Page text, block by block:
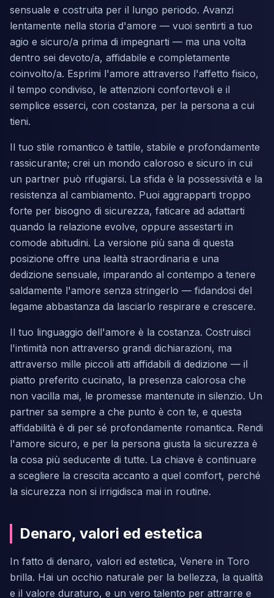
sensuale e costruita per il lungo periodo. Avanzi
lentamente nella storia d'amore — vuoi sentirti a tuo
agio e sicuro/a prima di impegnarti — ma una volta
dentro sei devoto/a, affidabile e completamente
coinvolto/a. Esprimi l'amore attraverso l'affetto fisico,
il tempo condiviso, le attenzioni confortevoli e il
semplice esserci, con costanza, per la persona a cui
tieni.
Il tuo stile romantico è tattile, stabile e profondamente
rassicurante; crei un mondo caloroso e sicuro in cui
un partner può rifugiarsi. La sfida è la possessività e la
resistenza al cambiamento. Puoi aggrapparti troppo
forte per bisogno di sicurezza, faticare ad adattarti
quando la relazione evolve, oppure assestarti in
comode abitudini. La versione più sana di questa
posizione offre una lealtà straordinaria e una
dedizione sensuale, imparando al contempo a tenere
saldamente l'amore senza stringerlo — fidandosi del
legame abbastanza da lasciarlo respirare e crescere.
Il tuo linguaggio dell'amore è la costanza. Costruisci
l'intimità non attraverso grandi dichiarazioni, ma
attraverso mille piccoli atti affidabili di dedizione — il
piatto preferito cucinato, la presenza calorosa che
non vacilla mai, le promesse mantenute in silenzio. Un
partner sa sempre a che punto è con te, e questa
affidabilità è di per sé profondamente romantica. Rendi
l'amore sicuro, e per la persona giusta la sicurezza è
la cosa più seducente di tutte. La chiave è continuare
a scegliere la crescita accanto a quel comfort, perché
la sicurezza non si irrigidisca mai in routine.
Denaro, valori ed estetica
In fatto di denaro, valori ed estetica, Venere in Toro
brilla. Hai un occhio naturale per la bellezza, la qualità
e il valore duraturo, e un vero talento per attrarre e